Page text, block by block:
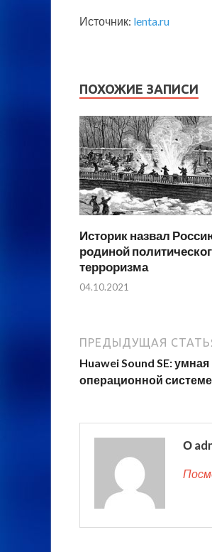
Источник: lenta.ru
ПОХОЖИЕ ЗАПИСИ
Историк назвал
родиной
терроризма
04.10.2021
ПРЕДЫДУЩАЯ
Huawei Sound SE:
операционной
О